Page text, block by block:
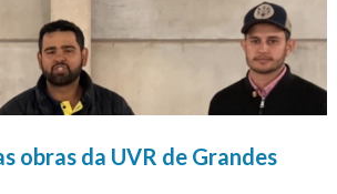
obras da UVR de Grandes